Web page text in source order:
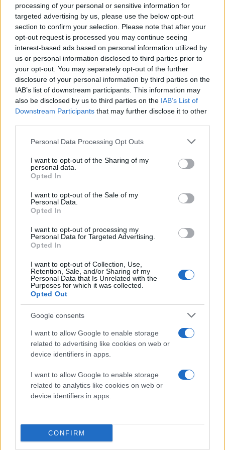
processing of your personal or sensitive information for
targeted advertising by us, please use the below opt-out
section to confirm your selection. Please note that after your
opt-out request is processed you may continue seeing
interest-based ads based on personal information utilized by
us or personal information disclosed to third parties prior to
your opt-out. You may separately opt-out of the further
disclosure of your personal information by third parties on the
IAB’s list of downstream participants. This information may
also be disclosed by us to third parties on the IAB’s List of
Downstream Participants that may further disclose it to other
Please note that this website/app uses one or more Google
not limited to your visit or usage behaviour. You may click to
grant or deny consent to Google and its third-party tags to
use your data for below specified purposes in below Google
consent section.
Personal Data Processing Opt Outs
I want to opt-out of the Sharing of my
personal data.
Opted In
I want to opt-out of the Sale of my
Personal Data.
Opted In
I want to opt-out of processing my
Personal Data for Targeted Advertising.
Opted In
I want to opt-out of Collection, Use,
Retention, Sale, and/or Sharing of my
Personal Data that Is Unrelated with the
Purposes for which it was collected.
Opted Out
Google consents
I want to allow Google to enable storage
related to advertising like cookies on web or
device identifiers in apps.
I want to allow Google to enable storage
related to analytics like cookies on web or
device identifiers in apps.
CONFIRM
Διαβάστε περισσότερα
πριν 2 ώρες
ευρώ από προμήθειες,
τόκους και την
Η καθαρή πιστωτική
επέκταση για την
Eurobank ανήλθε στα 2,7
δισ. ευρώ, για την Εθνική
ευρώ και για την Alpha
Bank στα 2,2 δισ. ευρώ
Σάββατο 08 Αυγ 2026, 18:00